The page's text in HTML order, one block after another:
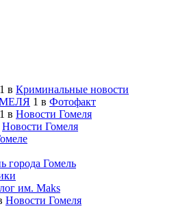
1 в Криминальные новости
1 в Фотофакт
1 в Новости Гомеля
Новости Гомеля
города Гомель
им. Maks
Новости Гомеля